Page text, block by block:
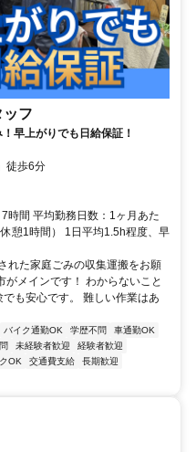
フ
早上がりでも日給保証！
徒歩6分
時間 平均勤務日数：1ヶ月あた
憩1時間） 1日平均1.5h程度、早
れた家庭ごみの収集運搬をお願
メインです！ わからないこと
も安心です。 難しい作業はあ
バイク通勤OK 学歴不問
車通勤OK
未経験者歓迎
経験者歓迎
OK 交通費支給
長期歓迎